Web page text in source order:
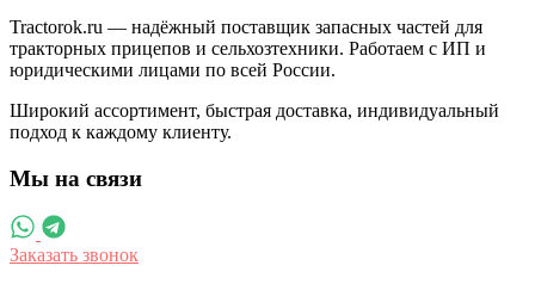
Tractorok.ru — надёжный поставщик запасных частей для
тракторных прицепов и сельхозтехники. Работаем с ИП и
юридическими лицами по всей России.
Широкий ассортимент, быстрая доставка, индивидуальный
подход к каждому клиенту.
Мы на связи
Заказать звонок